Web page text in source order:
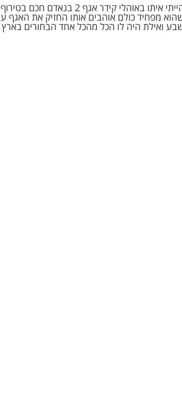
הייתי איתו באוהלי קידר אגף 2
מפחיד כולם אוהבים אותו החזיק את האגף
ואילת היה לו הכל מהכל אחד הבחורים